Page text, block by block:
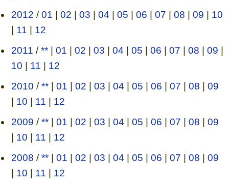
2012 /01 | 02 | 03 | 04 | 05 | 06 | 07 | 08 | 09 | 10
| 11 | 12
2011 /**| 01 | 02 | 03 | 04 | 05 | 06 | 07 | 08 | 09 |
10 | 11 | 12
2010 /**| 01 | 02 | 03 | 04 | 05 | 06 | 07 | 08 | 09
| 10 | 11 | 12
2009 /**| 01 | 02 | 03 | 04 | 05 | 06 | 07 | 08 | 09
| 10 | 11 | 12
2008 /**| 01 | 02 | 03 | 04 | 05 | 06 | 07 | 08 | 09
| 10 | 11 | 12